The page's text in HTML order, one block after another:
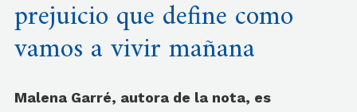
prejuicio que define como
vamos a vivir mañana
Malena Garré, autora de la nota, es